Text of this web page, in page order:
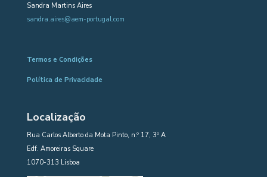
Sandra Martins Aires
sandra.aires@aem-portugal.com
Termos e Condições
Política de Privacidade
Localização
Rua Carlos Alberto da Mota Pinto, n.º 17, 3º A
Edf. Amoreiras Square
1070-313 Lisboa